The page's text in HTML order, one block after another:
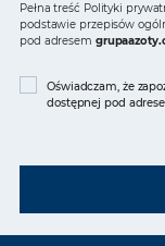
Pełna treść Polityki
podstawie przepisów
pod adresem
Oświadczam, że
dostępnej pod